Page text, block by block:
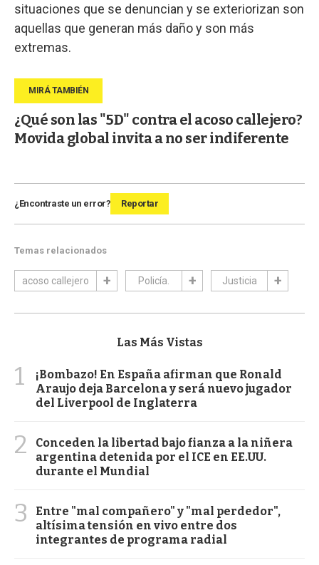
situaciones que se denuncian y se exteriorizan son
aquellas que generan más daño y son más
extremas.
¿Qué son las "5D" contra el acoso callejero?
Movida global invita a no ser indiferente
¿Encontraste un error? Reportar
Temas relacionados
acoso callejero Policía. Justicia
Las Más Vistas
1
¡Bombazo! En España afirman que Ronald
Araujo deja Barcelona y será nuevo jugador
del Liverpool de Inglaterra
2
Conceden la libertad bajo fianza a la niñera
argentina detenida por el ICE en EE.UU.
durante el Mundial
3
Entre "mal compañero" y "mal perdedor",
altísima tensión en vivo entre dos
integrantes de programa radial